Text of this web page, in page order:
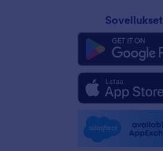
Sovellukset